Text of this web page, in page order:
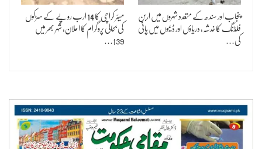
پنجاب اور سندھ کے متعدد شہروں میں اربن
فلڈنگ کا خدشہ، دریاؤں اور ڈیموں میں پانی
کی…
میئر کراچی کا 14 ارب روپے کے سڑکوں
کی بحالی پروگرام کا اعلان، شہر بھر میں
139…